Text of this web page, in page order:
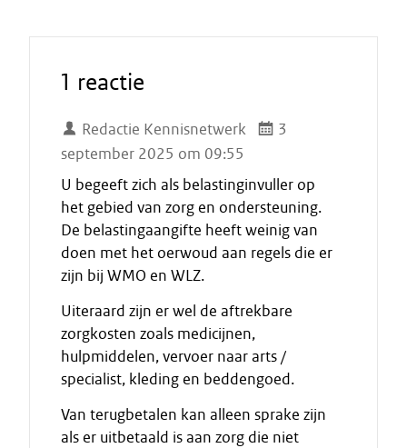
1 reactie
Redactie Kennisnetwerk
3
september 2025 om 09:55
U begeeft zich als belastinginvuller op
het gebied van zorg en ondersteuning.
De belastingaangifte heeft weinig van
doen met het oerwoud aan regels die er
zijn bij WMO en WLZ.
Uiteraard zijn er wel de aftrekbare
zorgkosten zoals medicijnen,
hulpmiddelen, vervoer naar arts /
specialist, kleding en beddengoed.
Van terugbetalen kan alleen sprake zijn
als er uitbetaald is aan zorg die niet